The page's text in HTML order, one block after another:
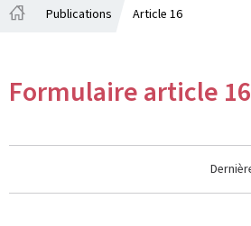
Publications Article 16
Formulaire article 16